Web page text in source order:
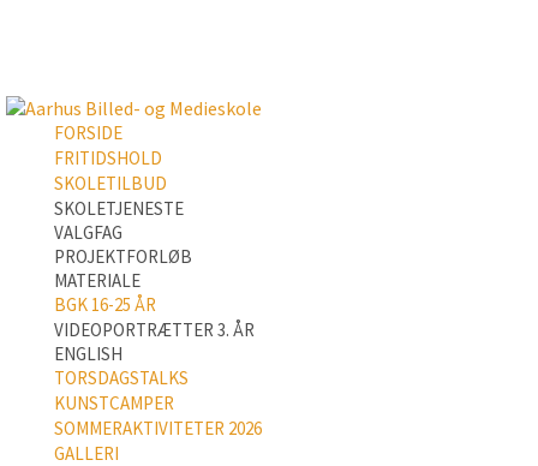
FORSIDE
FRITIDSHOLD
SKOLETILBUD
SKOLETJENESTE
VALGFAG
PROJEKTFORLØB
MATERIALE
BGK 16-25 ÅR
VIDEOPORTRÆTTER 3. ÅR
ENGLISH
TORSDAGSTALKS
KUNSTCAMPER
SOMMERAKTIVITETER 2026
GALLERI